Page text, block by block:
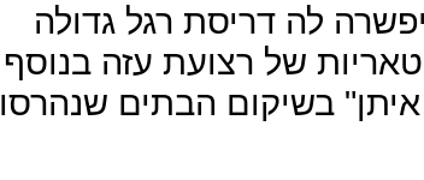
לה דריסת רגל גדולה
של רצועת עזה בנוסף
בשיקום הבתים שנהרסו